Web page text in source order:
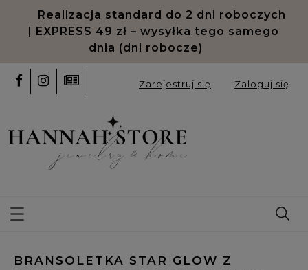
Realizacja standard do 2 dni roboczych
| EXPRESS 49 zł – wysyłka tego samego
dnia (dni robocze)
Zarejestruj się Zaloguj się
BRANSOLETKA STAR GLOW Z